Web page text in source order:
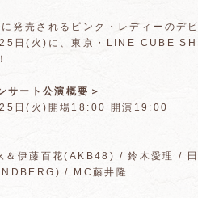
売されるピンク・レディーのデ
日(火)に、東京・LINE CUBE
サート公演概要＞
日(火)開場18:00 開演19:00
伊藤百花(AKB48) / 鈴木愛理 /
/ MC藤井隆